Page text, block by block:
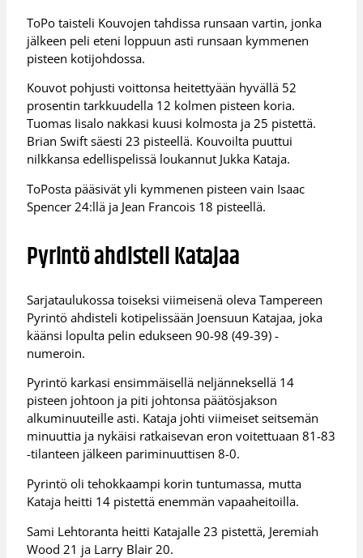
ToPo taisteli Kouvojen tahdissa runsaan vartin, jonka
jälkeen peli eteni loppuun asti runsaan kymmenen
pisteen kotijohdossa.
Kouvot pohjusti voittonsa heitettyään hyvällä 52
prosentin tarkkuudella 12 kolmen pisteen koria.
Tuomas Iisalo nakkasi kuusi kolmosta ja 25 pistettä.
Brian Swift säesti 23 pisteellä. Kouvoilta puuttui
nilkkansa edellispelissä loukannut Jukka Kataja.
ToPosta pääsivät yli kymmenen pisteen vain Isaac
Spencer 24:llä ja Jean Francois 18 pisteellä.
Pyrintö ahdisteli Katajaa
Sarjataulukossa toiseksi viimeisenä oleva Tampereen
Pyrintö ahdisteli kotipelissään Joensuun Katajaa, joka
käänsi lopulta pelin edukseen 90-98 (49-39) -
numeroin.
Pyrintö karkasi ensimmäisellä neljänneksellä 14
pisteen johtoon ja piti johtonsa päätösjakson
alkuminuuteille asti. Kataja johti viimeiset seitsemän
minuuttia ja nykäisi ratkaisevan eron voitettuaan 81-83
-tilanteen jälkeen pariminuuttisen 8-0.
Pyrintö oli tehokkaampi korin tuntumassa, mutta
Kataja heitti 14 pistettä enemmän vapaaheitoilla.
Sami Lehtoranta heitti Katajalle 23 pistettä, Jeremiah
Wood 21 ja Larry Blair 20.